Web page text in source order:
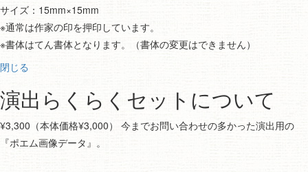
サイズ：15mm×15mm
※通常は作家の印を押印しています。
※書体はてん書体となります。（書体の変更はできません）
閉じる
演出らくらくセットについて
¥3,300（本体価格¥3,000） 今までお問い合わせの多かった演出用の
『ポエム画像データ』。